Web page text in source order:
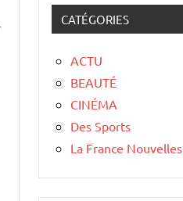
CATÉGORIES
ACTU
BEAUTÉ
CINÉMA
Des Sports
La France Nouvelles